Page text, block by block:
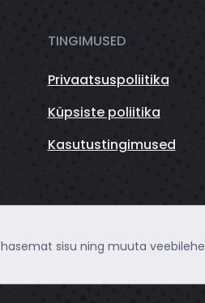
TINGIMUSED
Privaatsuspoliitika
Küpsiste poliitika
Kasutustingimused
sisu ning muuta veebilehe